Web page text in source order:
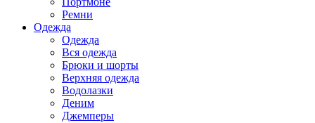
Ремни
Одежда
Одежда
Вся одежда
Брюки и шорты
Верхняя одежда
Водолазки
Деним
Джемперы